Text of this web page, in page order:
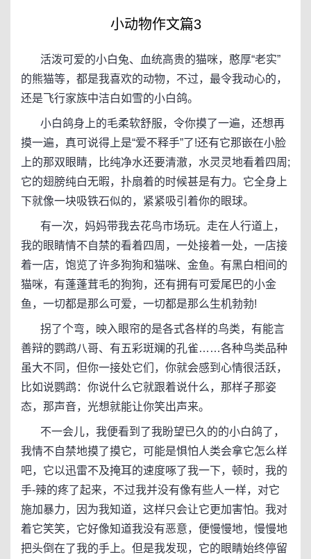
小动物作文篇3
活泼可爱的小白兔、血统高贵的猫咪，憨厚“老实”
的熊猫等，都是我喜欢的动物，不过，最令我动心的，
还是飞行家族中洁白如雪的小白鸽。
小白鸽身上的毛柔软舒服，令你摸了一遍，还想再
摸一遍，真可说得上是“爱不释手”了!还有它那嵌在小脸
上的那双眼睛，比纯净水还要清澈，水灵灵地看着四周;
它的翅膀纯白无暇，扑扇着的时候甚是有力。它全身上
下就像一块吸铁石似的，紧紧吸引着你的眼球。
有一次，妈妈带我去花鸟市场玩。走在人行道上，
我的眼睛情不自禁的看着四周，一处接着一处，一店接
着一店，饱览了许多狗狗和猫咪、金鱼。有黑白相间的
猫咪，有蓬蓬茸毛的狗狗，还有拥有可爱尾巴的小金
鱼，一切都是那么可爱，一切都是那么生机勃勃!
拐了个弯，映入眼帘的是各式各样的鸟类，有能言
善辩的鹦鹉八哥、有五彩斑斓的孔雀……各种鸟类品种
虽大不同，但你一接处它们，你就会感到心情很活跃，
比如说鹦鹉：你说什么它就跟着说什么，那样子那姿
态，那声音，光想就能让你笑出声来。
不一会儿，我便看到了我盼望已久的的小白鸽了，
我情不自禁地摸了摸它，可能是惧怕人类会拿它怎么样
吧，它以迅雷不及掩耳的速度啄了我一下，顿时，我的
手-辣的疼了起来，不过我并没有像有些人一样，对它
施加暴力，因为我知道，这样只会让它更加害怕。我对
着它笑笑，它好像知道我没有恶意，便慢慢地，慢慢地
把头倒在了我的手上。但是我发现，它的眼睛始终停留